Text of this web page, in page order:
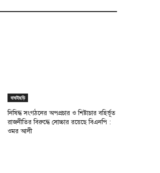
বাঘাইছড়ি
নিষিদ্ধ সংগঠনের অপপ্রচার ও শিষ্টাচার বহির্ভূত
রাজনীতির বিরুদ্ধে সোচ্চার রয়েছে বিএনপি :
ওমর আলী